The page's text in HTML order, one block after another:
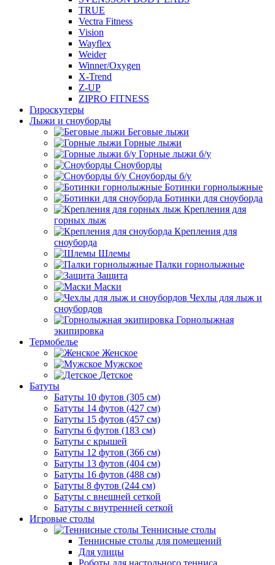
TRUE
Vectra Fitness
Vision
Wayflex
Weider
Winner/Oxygen
X-Trend
Z-UP
ZIPRO FITNESS
Гироскутеры
Лыжи и сноуборды
Беговые лыжи
Горные лыжи
Горные лыжи б/у
Сноуборды
Сноуборды б/у
Ботинки горнолыжные
Ботинки для сноуборда
Крепления для
горных лыж
Крепления для
сноуборда
Шлемы
Палки горнолыжные
Защита
Маски
Чехлы для лыж и
сноубордов
Горнолыжная
экипировка
Термобелье
Женское
Мужское
Детское
Батуты
Батуты 10 футов (305 см)
Батуты 14 футов (427 см)
Батуты 15 футов (457 см)
Батуты 6 футов (183 см)
Батуты с крышей
Батуты 12 футов (366 см)
Батуты 13 футов (404 см)
Батуты 16 футов (488 см)
Батуты 8 футов (244 см)
Батуты с внешней сеткой
Батуты с внутренней сеткой
Игровые столы
Теннисные столы
Теннисные столы для помещений
Для улицы
Роботы для настольного тенниса